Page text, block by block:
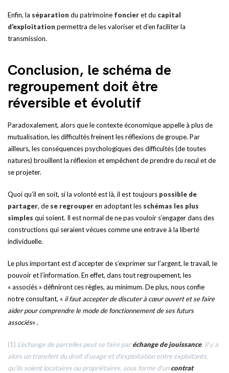
Enfin, la séparation du patrimoine foncieret du capital
d’exploitation permettra de les valoriser et d’en faciliter la
transmission.
Conclusion, le schéma de
regroupement doit être
réversible et évolutif
Paradoxalement, alors que le contexte économique appelle à plus de
mutualisation, les difficultés freinent les réflexions de groupe. Par
ailleurs, les conséquences psychologiques des difficultés (de toutes
natures) brouillent la réflexion et empêchent de prendre du recul et de
se projeter.
Quoi qu’il en soit, si la volonté est là, il est toujours possible de
partager, de se regrouperen adoptant les schémas les plus
simples qui soient. Il est normal de ne pas vouloir s’engager dans des
constructions qui seraient vécues comme une entrave à la liberté
individuelle.
Le plus important est d’accepter de s’exprimer sur l’argent, le travail, le
pouvoir et l’information. En effet, dans tout regroupement, les
« associés » définiront ces règles, au minimum. De plus, nous confie
notre consultant, « il faut accepter de discuter à cœur ouvert et se faire
aider pour comprendre le mode de fonctionnement de ses futurs
associés« .
(1) L’échange de parcelles peut se faire paréchange de jouissance. Il y a
alors un transfert du droit d’usage et d’exploitation entre exploitants,
qu’ils soient locataires ou propriétaires, sous forme d’uncontrat